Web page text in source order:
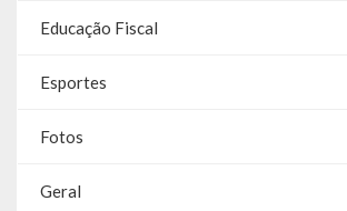
RPPS
RREO
PPA
LOA
Educação Fiscal
Esportes
Fotos
Geral